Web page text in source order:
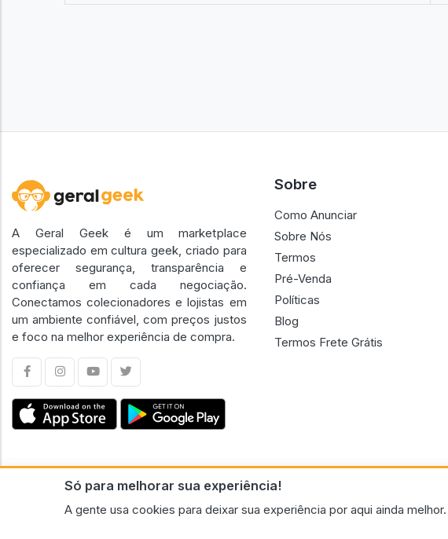
Só para melhorar sua experiência!
A gente usa cookies para deixar sua experiência por aqui ainda melhor.
A Geral Geek é um marketplace
especializado em cultura geek, criado para
oferecer segurança, transparência e
confiança em cada negociação.
Conectamos colecionadores e lojistas em
um ambiente confiável, com preços justos
e foco na melhor experiência de compra.
Sobre
Como Anunciar
Sobre Nós
Termos
Pré-Venda
Políticas
Blog
Termos Frete Grátis
CNPJ n.º 30.220.458/0001-17 - GERAL GEEK PORTAL ELETRONICO LTDA.